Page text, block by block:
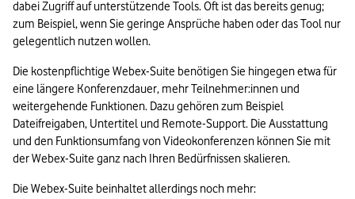
dabei Zugriff auf unterstützende Tools. Oft ist das bereits genug;
zum Beispiel, wenn Sie geringe Ansprüche haben oder das Tool nur
gelegentlich nutzen wollen.
Die kostenpflichtige Webex-Suite benötigen Sie hingegen etwa für
eine längere Konferenzdauer, mehr Teilnehmer:innen und
weitergehende Funktionen. Dazu gehören zum Beispiel
Dateifreigaben, Untertitel und Remote-Support. Die Ausstattung
und den Funktionsumfang von Videokonferenzen können Sie mit
der Webex-Suite ganz nach Ihren Bedürfnissen skalieren.
Die Webex-Suite beinhaltet allerdings noch mehr: